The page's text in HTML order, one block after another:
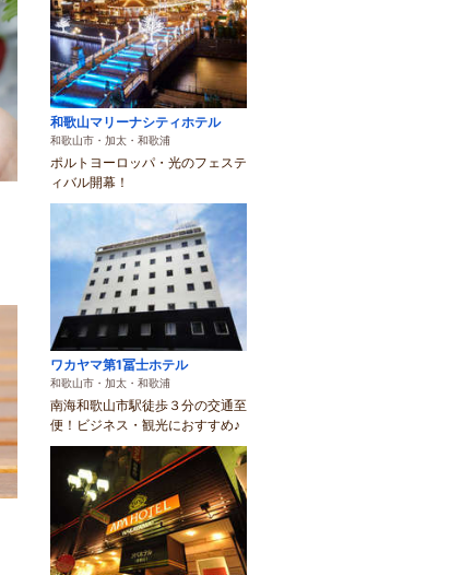
和歌山マリーナシティホテル
和歌山市・加太・和歌浦
ポルトヨーロッパ・光のフェステ
ィバル開幕！
ワカヤマ第1冨士ホテル
和歌山市・加太・和歌浦
南海和歌山市駅徒歩３分の交通至
便！ビジネス・観光におすすめ♪